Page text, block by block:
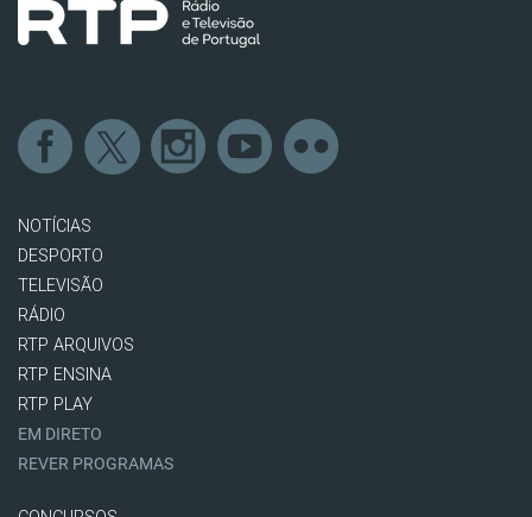
NOTÍCIAS
DESPORTO
TELEVISÃO
RÁDIO
RTP ARQUIVOS
RTP ENSINA
RTP PLAY
EM DIRETO
REVER PROGRAMAS